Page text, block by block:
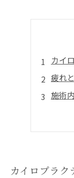
カイ
疲れ
施術
注意
カイ
カイロプラク